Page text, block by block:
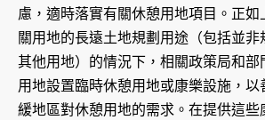
慮，適時落實有關休憩用地項目。正如
關用地的長遠土地規劃用途（包括並非
其他用地）的情況下，相關政策局和部
用地設置臨時休憩用地或康樂設施，
緩地區對休憩用地的需求。在提供這些